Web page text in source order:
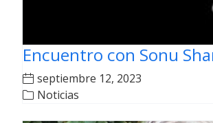
Encuentro con Sonu
septiembre 12, 2023
Noticias